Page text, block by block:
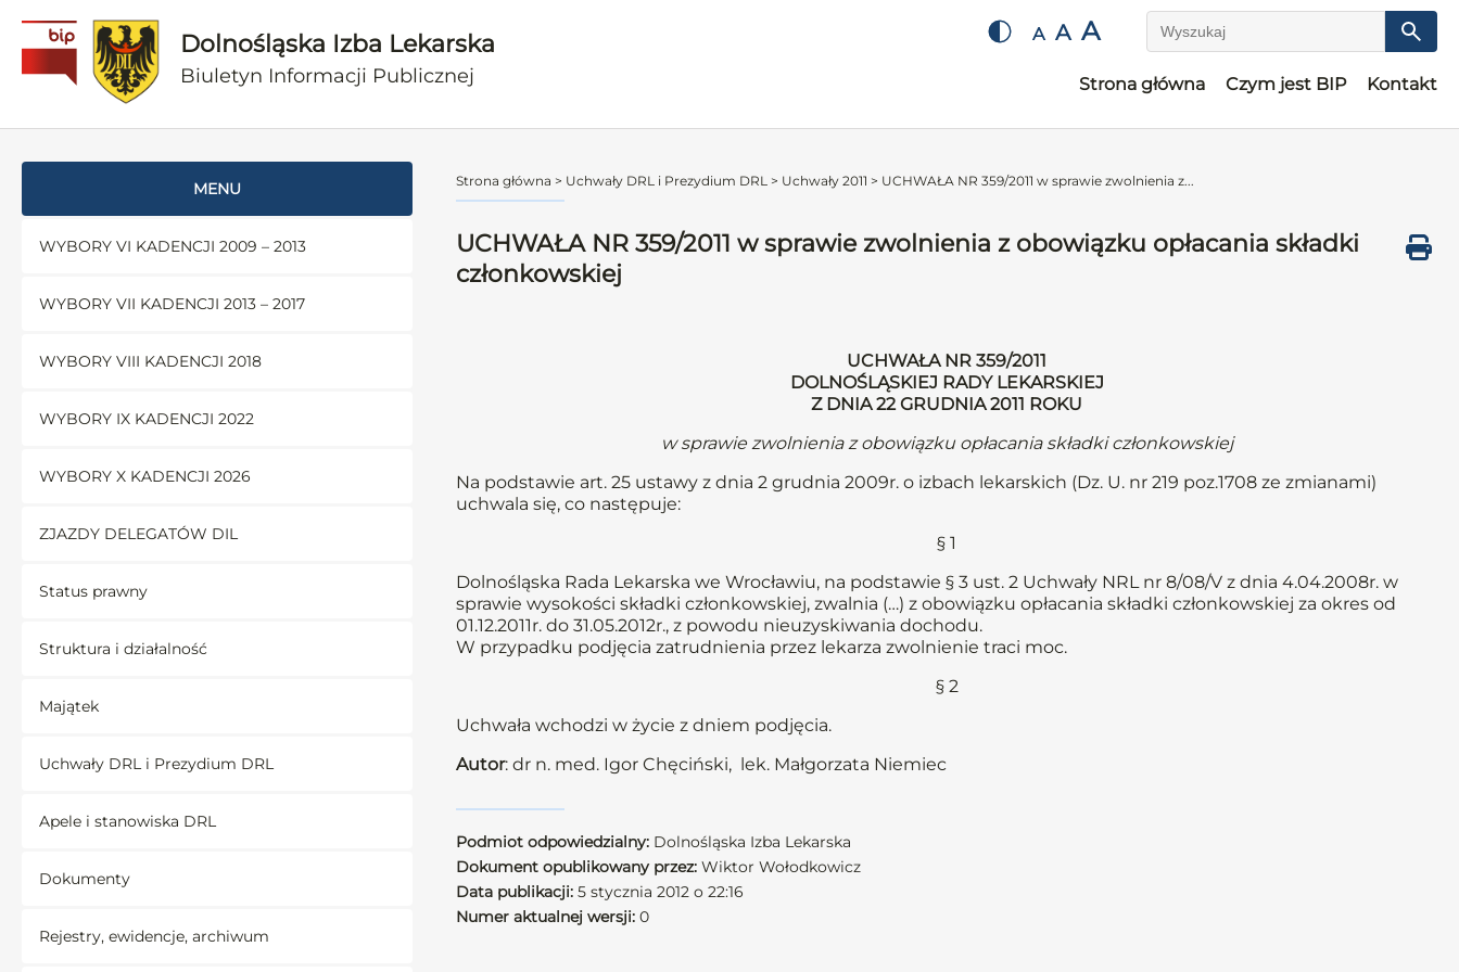
Dolnośląska Izba Lekarska
Biuletyn Informacji Publicznej
A A A Wyszukaj
Strona główna Czym jest BIP Kontakt
MENU
WYBORY VI KADENCJI 2009 – 2013
WYBORY VII KADENCJI 2013 – 2017
WYBORY VIII KADENCJI 2018
WYBORY IX KADENCJI 2022
WYBORY X KADENCJI 2026
ZJAZDY DELEGATÓW DIL
Status prawny
Struktura i działalność
Majątek
Uchwały DRL i Prezydium DRL
Apele i stanowiska DRL
Dokumenty
Rejestry, ewidencje, archiwum
Strona główna > Uchwały DRL i Prezydium DRL > Uchwały 2011 > UCHWAŁA NR 359/2011 w sprawie zwolnienia z...
UCHWAŁA NR 359/2011 w sprawie zwolnienia z obowiązku opłacania składki
członkowskiej
UCHWAŁA NR 359/2011
DOLNOŚLĄSKIEJ RADY LEKARSKIEJ
Z DNIA 22 GRUDNIA 2011 ROKU
w sprawie zwolnienia z obowiązku opłacania składki członkowskiej
Na podstawie art. 25 ustawy z dnia 2 grudnia 2009r. o izbach lekarskich (Dz. U. nr 219 poz.1708 ze zmianami)
uchwala się, co następuje:
§ 1
Dolnośląska Rada Lekarska we Wrocławiu, na podstawie § 3 ust. 2 Uchwały NRL nr 8/08/V z dnia 4.04.2008r. w
sprawie wysokości składki członkowskiej, zwalnia (…) z obowiązku opłacania składki członkowskiej za okres od
01.12.2011r. do 31.05.2012r., z powodu nieuzyskiwania dochodu.
W przypadku podjęcia zatrudnienia przez lekarza zwolnienie traci moc.
§ 2
Uchwała wchodzi w życie z dniem podjęcia.
Autor: dr n. med. Igor Chęciński, lek. Małgorzata Niemiec
Podmiot odpowiedzialny: Dolnośląska Izba Lekarska
Dokument opublikowany przez: Wiktor Wołodkowicz
Data publikacji: 5 stycznia 2012 o 22:16
Numer aktualnej wersji: 0